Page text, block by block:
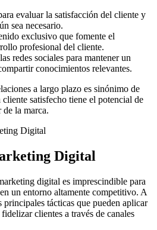
evaluar la satisfacción del cliente y
sea necesario.
exclusivo que fomente el
profesional del cliente.
redes sociales para mantener un
conocimientos relevantes.
a largo plazo es sinónimo de
satisfecho tiene el potencial de
de la marca.
Digital
digital es imprescindible para
un entorno altamente competitivo. A
tácticas que pueden aplicar
clientes a través de canales